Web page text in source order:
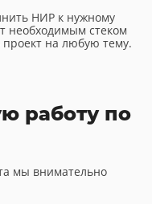
НИР к нужному
необходимым стеком
проект на любую тему.
работу по
мы внимательно